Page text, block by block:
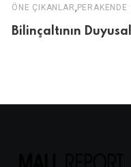
ÖNE ÇIKANLAR, PERAKENDE
Bilinçaltının